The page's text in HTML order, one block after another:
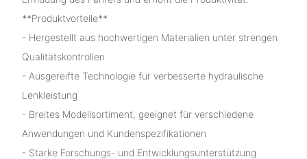
**Produktvorteile**
- Hergestellt aus hochwertigen Materialien unter strengen
Qualitätskontrollen
- Ausgereifte Technologie für verbesserte hydraulische
Lenkleistung
- Breites Modellsortiment, geeignet für verschiedene
Anwendungen und Kundenspezifikationen
- Starke Forschungs- und Entwicklungsunterstützung